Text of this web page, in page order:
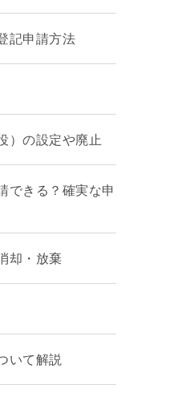
記申請方法
）の設定や廃止
できる？確実な申
却・放棄
いて解説